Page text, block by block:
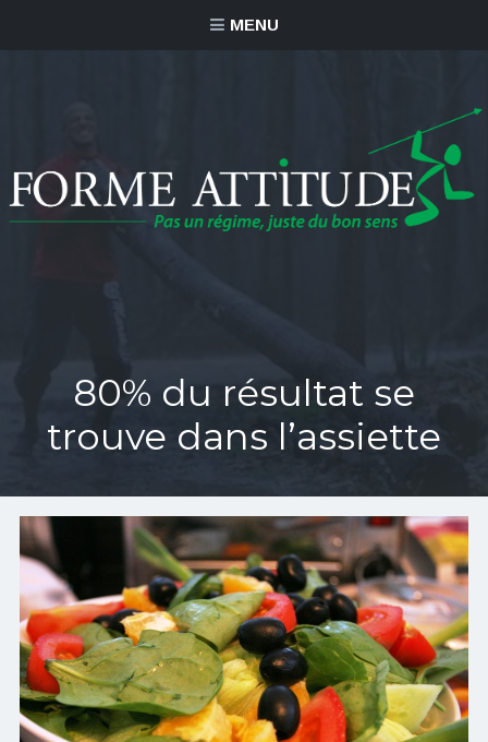
MENU
80% du résultat se
trouve dans l’assiette